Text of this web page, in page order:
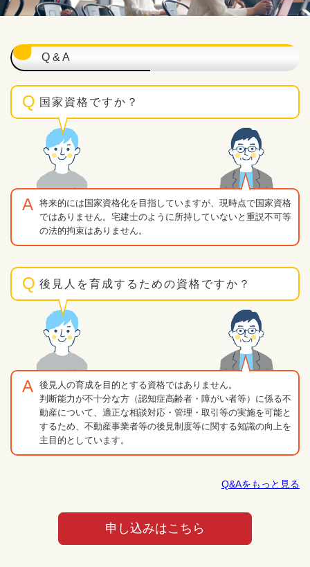
Q & A
国家資格ですか？
将来的には国家資格化を目指していますが、現時点で国家資格
ではありません。宅建士のように所持していないと重説不可等
の法的拘束はありません。
後見人を育成するための資格ですか？
後見人の育成を目的とする資格ではありません。
判断能力が不十分な方（認知症高齢者・障がい者等）に係る不
動産について、適正な相談対応・管理・取引等の実施を可能と
するため、不動産事業者等の後見制度等に関する知識の向上を
主目的としています。
Q&Aをもっと見る
申し込みはこちら